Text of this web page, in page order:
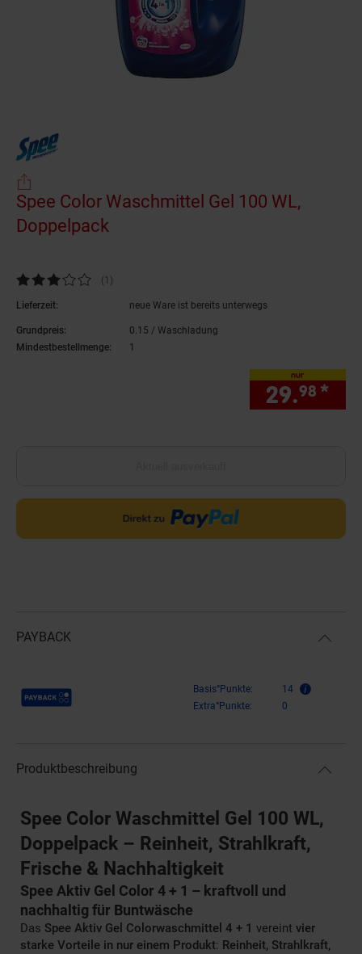
Spee Color Waschmittel Gel 100 WL,
Doppelpack
Kundenbewertung: 3 von 5 Sternen
(1 Kundenbewertungen
)
Lieferzeit: neue Ware ist bereits unterwegs
Grundpreis: 0.15 / Waschladung
Mindestbestellmenge:
1
nur
29.98 *
PAYBACK
Payback Punkte Basis°Punkte:
14
Extra°Punkte:
0
Produktbeschreibung
Spee Color Waschmittel Gel 100 WL,
Doppelpack – Reinheit, Strahlkraft,
Frische & Nachhaltigkeit
Spee Aktiv Gel Color 4 + 1 – kraftvoll und
nachhaltig für Buntwäsche
Das Spee Aktiv Gel Colorwaschmittel 4 + 1 vereint vier
starke Vorteile in nur einem Produkt: Reinheit, Strahlkraft,